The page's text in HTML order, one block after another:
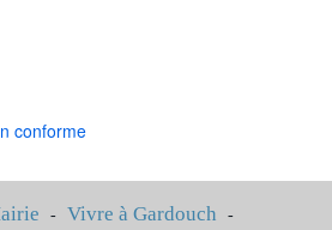
conforme
- Vivre à Gardouch -